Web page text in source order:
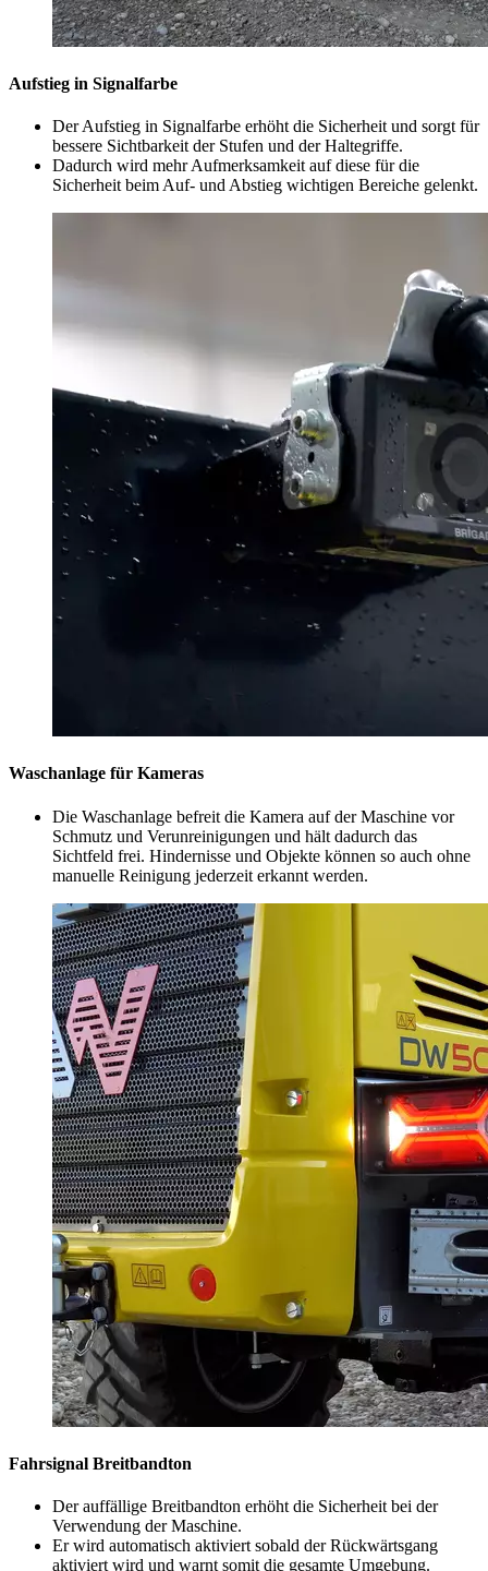
Aufstieg in Signalfarbe
Der Aufstieg in Signalfarbe erhöht die Sicherheit und sorgt für
bessere Sichtbarkeit der Stufen und der Haltegriffe.
Dadurch wird mehr Aufmerksamkeit auf diese für die
Sicherheit beim Auf- und Abstieg wichtigen Bereiche gelenkt.
Waschanlage für Kameras
Die Waschanlage befreit die Kamera auf der Maschine vor
Schmutz und Verunreinigungen und hält dadurch das
Sichtfeld frei. Hindernisse und Objekte können so auch ohne
manuelle Reinigung jederzeit erkannt werden.
Fahrsignal Breitbandton
Der auffällige Breitbandton erhöht die Sicherheit bei der
Verwendung der Maschine.
Er wird automatisch aktiviert sobald der Rückwärtsgang
aktiviert wird und warnt somit die gesamte Umgebung.